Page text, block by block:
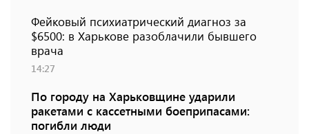
Фейковый психиатрический диагноз за
$6500: в Харькове разоблачили бывшего
врача
14:27
По городу на Харьковщине ударили
ракетами с кассетными боеприпасами:
погибли люди